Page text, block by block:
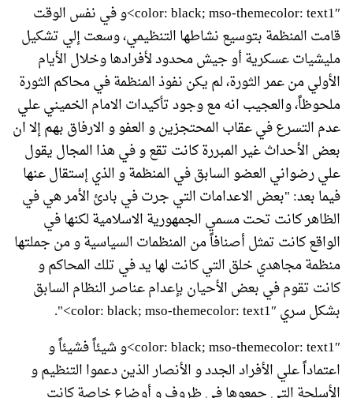
color: black; mso-themecolor: text1″>و في نفس الوقت
قامت المنظمة بتوسيع نشاطها التنظيمي، وسعت إلي تشكيل
مليشيات عسكرية أو جيش محدود لأفرادها وخلال الأيام
الأولي من عمر الثورة، لم يكن نفوذ المنظمة في محاكم الثورة
ملحوظاً، والعجيب انه مع وجود تأكيدات الامام الخميني علي
عدم التسرع في عقاب المحتجزين و العفو و الارفاق بهم إلا ان
بعض الأحداث غير المبررة كانت تقع و في هذا المجال يقول
علي رضواني العضو السابق في المنظمة و الذي إستقال عنها
فيما بعد: "بعض الاعدامات التي جرت في بادئ الأمر هي في
الظاهر كانت تحت مسمي الجمهورية الاسلامية لكنها في
الواقع كانت تمثل أصنافاً من المنظمات السياسية و من جملتها
منظمة مجاهدي خلق التي كانت لها يد في تلك المحاكم و
كانت تقوم في بعض الأحيان بإعدام عناصر النظام السابق
بشكل سري color: black; mso-themecolor: text1″>".
color: black; mso-themecolor: text1″>و شيئاً فشيئاً و
اعتماداً علي الأفراد الجدد و الأنصار الذين دعموا التنظيم و